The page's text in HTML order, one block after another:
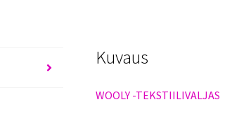
Kuvaus
WOOLY -TEKSTIILIVALJAS